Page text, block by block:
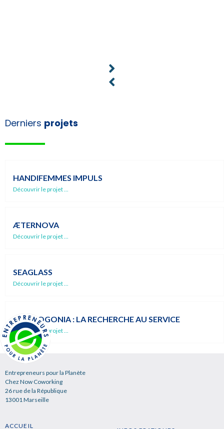
Derniers projets
HANDIFEMMES IMPULS
Découvrir le projet ...
ÆTERNOVA
Découvrir le projet ...
SEAGLASS
Découvrir le projet ...
KOSMOGONIA : LA RECHERCHE AU SERVICE
Découvrir le projet ...
Entrepreneurs pour la Planète
Chez Now Coworking
26 rue de la République
13001 Marseille
ACCUEIL